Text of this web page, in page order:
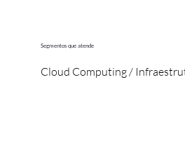
Segmentos que atende
Cloud Computing /